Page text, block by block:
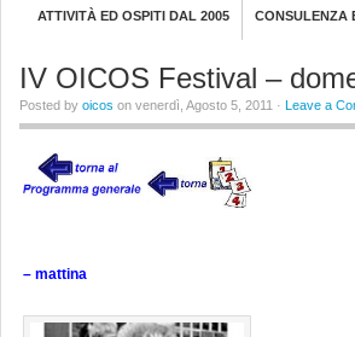
ATTIVITÀ ED OSPITI DAL 2005 CONSULENZA
IV OICOS Festival –
Posted by oicos on venerdì, Agosto 5, 2011 · Leave a
– mattina